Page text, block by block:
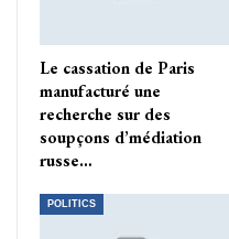
Le cassation de Paris
manufacturé une
recherche sur des
soupçons d’médiation
russe…
POLITICS